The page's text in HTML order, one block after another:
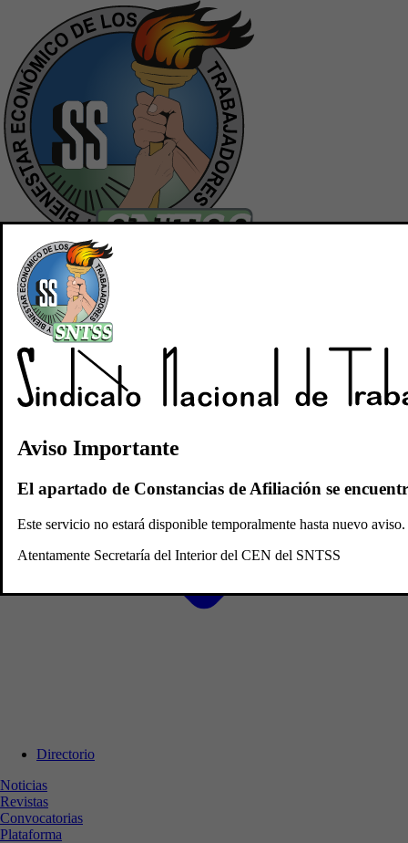
Inicio
Quiénes Somos
Directorio
Noticias
Revistas
Convocatorias
Plataforma
Aviso Importante
El apartado de Constancias de Afiliación se
Este servicio no estará disponible temporalmente hasta nuevo
Atentamente Secretaría del Interior del CEN del SNTSS